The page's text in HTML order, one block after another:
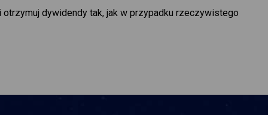
dywidendy tak, jak w przypadku rzeczywistego